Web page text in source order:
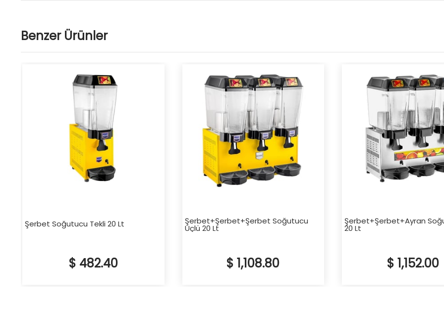
Benzer Ürünler
Şerbet Soğutucu Tekli 20 Lt
$ 482.40
Şerbet+Şerbet+Şerbet Soğutucu
Üçlü 20 Lt
$ 1,108.80
Şerbet+Şerbet+Ayran
20 Lt
$ 1,152.00